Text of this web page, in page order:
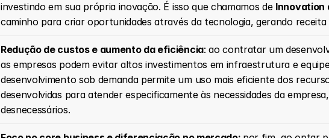
investindo em sua própria inovação. É isso que chamamos de Innovation
caminho para criar oportunidades através da tecnologia, gerando receita
Redução de custos e aumento da eficiência: ao contratar um
as empresas podem evitar altos investimentos em infraestrutura e
desenvolvimento sob demanda permite um uso mais eficiente dos
desenvolvidas para atender especificamente às necessidades da
desnecessários.